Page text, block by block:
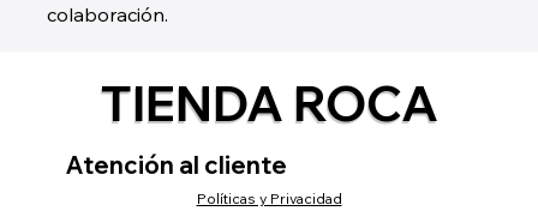
colaboración.
TIENDA ROCA
Atención al cliente
Políticas y Privacidad